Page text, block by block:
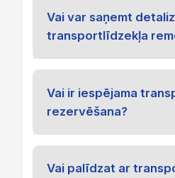
Vai var saņemt
transportlīdzekļa
Vai ir iespējama
rezervēšana?
Vai palīdzat ar